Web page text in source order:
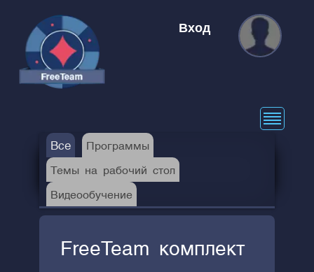
Вход
Все Программы
Темы на рабочий стол
Видеообучение
FreeTeam комплект